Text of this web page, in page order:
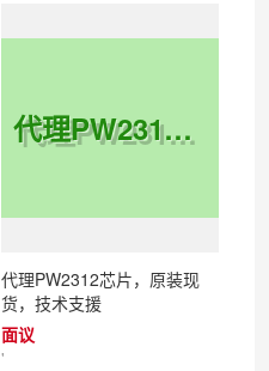
代理PW2312芯片，原装现货，技术支援
代理PW2312芯片，原装现
货，技术支援
面议
'